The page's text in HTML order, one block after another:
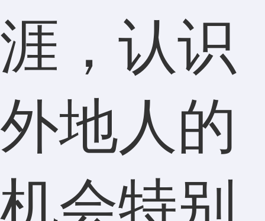
涯，认识
外地人的
机会特别